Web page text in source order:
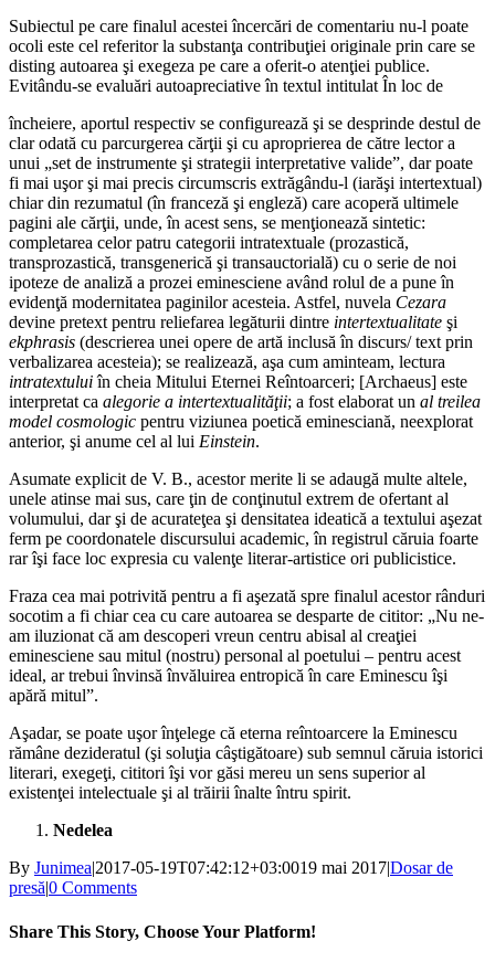
Subiectul pe care finalul acestei încercări de comentariu nu-l poate
ocoli este cel referitor la substanţa contribuţiei originale prin care se
disting autoarea şi exegeza pe care a oferit-o atenţiei publice.
Evitându-se evaluări autoapreciative în textul intitulat În loc de
încheiere, aportul respectiv se configurează şi se desprinde destul de
clar odată cu parcurgerea cărţii şi cu aproprierea de către lector a
unui „set de instrumente şi strategii interpretative valide”, dar poate
fi mai uşor şi mai precis circumscris extrăgându-l (iarăşi intertextual)
chiar din rezumatul (în franceză şi engleză) care acoperă ultimele
pagini ale cărţii, unde, în acest sens, se menţionează sintetic:
completarea celor patru categorii intratextuale (prozastică,
transprozastică, transgenerică şi transauctorială) cu o serie de noi
ipoteze de analiză a prozei eminesciene având rolul de a pune în
evidenţă modernitatea paginilor acesteia. Astfel, nuvela Cezara
devine pretext pentru reliefarea legăturii dintre intertextualitate şi
ekphrasis (descrierea unei opere de artă inclusă în discurs/ text prin
verbalizarea acesteia); se realizează, aşa cum aminteam, lectura
intratextuluiîn cheia Mitului Eternei Reîntoarceri; [Archaeus] este
interpretat ca alegorie a intertextualităţii; a fost elaborat un al treilea
model cosmologic pentru viziunea poetică eminesciană, neexplorat
anterior, şi anume cel al lui Einstein.
Asumate explicit de V. B., acestor merite li se adaugă multe altele,
unele atinse mai sus, care ţin de conţinutul extrem de ofertant al
volumului, dar şi de acurateţea şi densitatea ideatică a textului aşezat
ferm pe coordonatele discursului academic, în registrul căruia foarte
rar îşi face loc expresia cu valenţe literar-artistice ori publicistice.
Fraza cea mai potrivită pentru a fi aşezată spre finalul acestor rânduri
socotim a fi chiar cea cu care autoarea se desparte de cititor: „Nu ne-
am iluzionat că am descoperi vreun centru abisal al creaţiei
eminesciene sau mitul (nostru) personal al poetului – pentru acest
ideal, ar trebui învinsă învăluirea entropică în care Eminescu îşi
apără mitul”.
Aşadar, se poate uşor înţelege că eterna reîntoarcere la Eminescu
rămâne dezideratul (şi soluţia câştigătoare) sub semnul căruia istorici
literari, exegeţi, cititori îşi vor găsi mereu un sens superior al
existenţei intelectuale şi al trăirii înalte întru spirit.
Nedelea
By Junimea|2017-05-19T07:42:12+03:0019 mai 2017|Dosar de
presă|0 Comments
Share This Story, Choose Your Platform!